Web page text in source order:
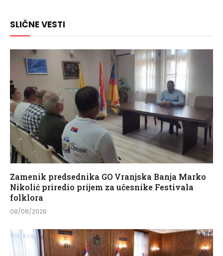
SLIČNE VESTI
Zamenik predsednika GO Vranjska Banja Marko
Nikolić priredio prijem za učesnike Festivala
folklora
08/08/2026